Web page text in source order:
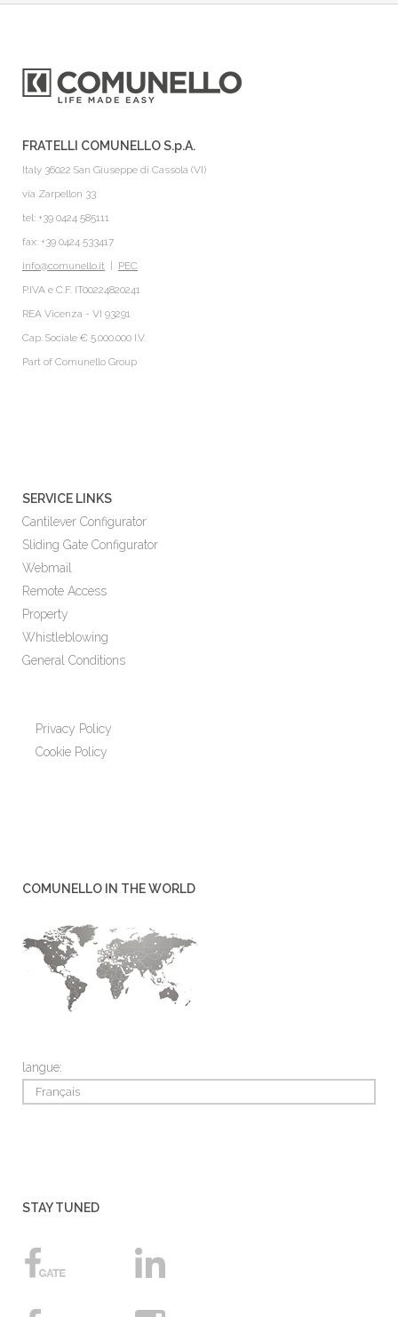
FRATELLI COMUNELLO S.p.A.
Italy 36022 San Giuseppe di Cassola (VI)
via Zarpellon 33
tel: +39 0424 585111
fax: +39 0424 533417
info@comunello.it
PEC
P.IVA e C.F. IT00224820241
REA Vicenza - VI 93291
Cap. Sociale € 5.000.000 I.V.
Part of Comunello Group
SERVICE LINKS
Cantilever Configurator
Sliding Gate Configurator
Webmail
Remote Access
Property
Whistleblowing
General Conditions
Privacy Policy
Cookie Policy
COMUNELLO IN THE WORLD
langue:
Français
STAY TUNED